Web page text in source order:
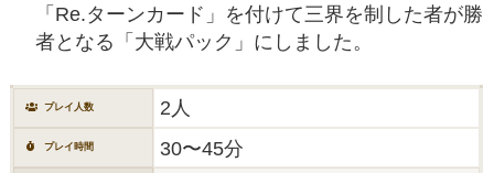
「Re.ターンカード」を付けて三界を制した者が勝
者となる「大戦パック」にしました。
プレイ人数 2人
プレイ時間 30〜45分